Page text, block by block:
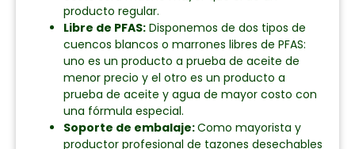
producto regular.
Libre de PFAS: Disponemos de dos tipos de
cuencos blancos o marrones libres de PFAS:
uno es un producto a prueba de aceite de
menor precio y el otro es un producto a
prueba de aceite y agua de mayor costo con
una fórmula especial.
Soporte de embalaje:Como mayorista y
productor profesional de tazones desechables